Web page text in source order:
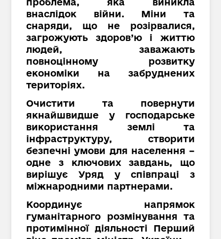
внаслідок війни. Міни та
снаряди, що не розірвалися,
загрожують здоров’ю і життю
людей, заважають
повноцінному розвитку
економіки на забруднених
територіях.
Очистити та повернути
якнайшвидше у господарське
використання землі та
інфраструктуру, створити
безпечні умови для населення –
одне з ключових завдань, що
вирішує Уряд у співпраці з
міжнародними партнерами.
Координує напрямок
гуманітарного розмінування та
протимінної діяльності Перший